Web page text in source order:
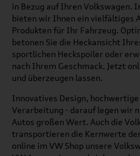
in Bezug auf Ihren Volkswagen.
bieten wir Ihnen ein vielfältiges
Produkten für Ihr Fahrzeug.
betonen Sie die Heckansicht
sportlichen Heckspoiler oder
nach Ihrem Geschmack. Jetzt
und überzeugen lassen.
Innovatives Design,
Verarbeitung - darauf legen wir
Autos großen Wert. Auch die
transportieren die Kernwerte
online im VW Shop unsere